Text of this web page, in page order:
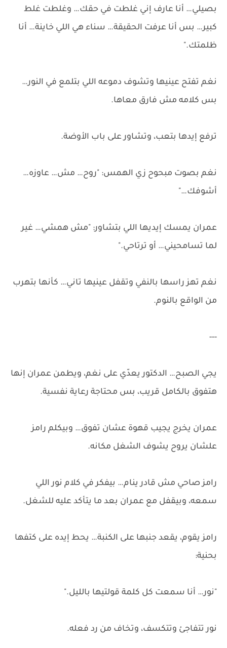
بصيلي… أنا عارف إني غلطت في حقك… وغلطت غلط
كبير… بس أنا عرفت الحقيقة… سناء هي اللي خاينة… أنا
ظلمتك."
نغم تفتح عينيها وتشوف دموعه اللي بتلمع في النور…
بس كلامه مش فارق معاها.
ترفع إيدها بتعب، وتشاور على باب الأوضة.
نغم بصوت مبحوح زي الهمس: "روح… مش… عاوزه…
أشوفك…"
عمران يمسك إيديها اللي بتشاور: "مش همشي… غير
لما تسامحيني… أو ترتاحي."
نغم تهز راسها بالنفي وتقفل عينيها تاني… كأنها بتهرب
من الواقع بالنوم.
---
يجي الصبح… الدكتور يعدّي على نغم، ويطمن عمران إنها
هتفوق بالكامل قريب، بس محتاجة رعاية نفسية.
عمران يخرج يجيب قهوة عشان تفوق… وبيكلم رامز
علشان يروح يشوف الشغل مكانه.
رامز صاحي مش قادر ينام… بيفكر في كلام نور اللي
سمعه، وبيقفل مع عمران بعد ما يتأكد عليه للشغل.
رامز يقوم، يقعد جنبها على الكنبة… يحط إيده على كتفها
بحنية:
"نور… أنا سمعت كل كلمة قولتيها بالليل."
نور تتفاجئ وتتكسف، وتخاف من رد فعله.